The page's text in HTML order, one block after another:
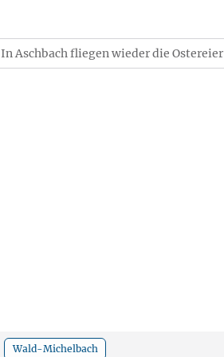
In Aschbach fliegen wieder die Ostereier
Wald-Michelbach